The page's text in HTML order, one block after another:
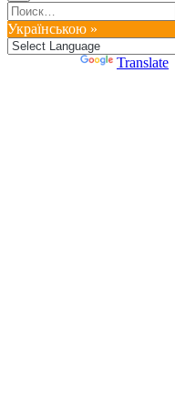
Найти:
Українською »
Translate